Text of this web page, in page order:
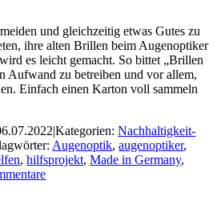
und gleichzeitig etwas Gutes zu
ihre alten Brillen beim Augenoptiker
es leicht gemacht. So bittet „Brillen
Aufwand zu betreiben und vor allem,
Einfach einen Karton voll sammeln
|Kategorien:Nachhaltigkeit-
Augenoptik,augenoptiker,
,hilfsprojekt,Made in Germany,